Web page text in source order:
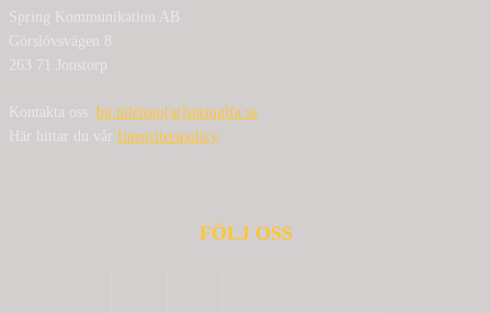
Spring Kommunikation AB
Görslövsvägen 8
263 71 Jonstorp
Kontakta oss: bg.nilensjo[at]springlfa.se
Här hittar du vår Integritetspolicy
FÖLJ OSS